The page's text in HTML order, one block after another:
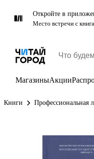
Откройте в
Место встречи с
МагазиныАкции
Книги Профессиональная